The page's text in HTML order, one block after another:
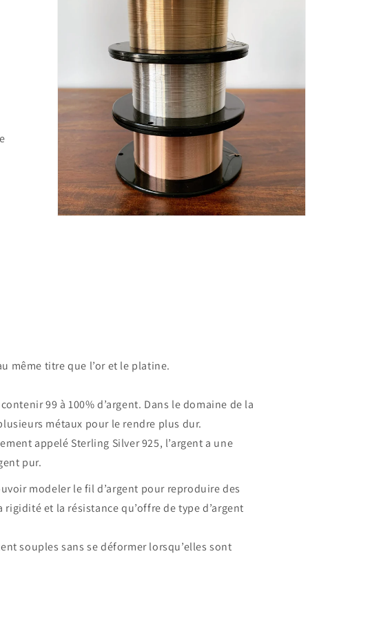
même titre que l’or et le platine.
99 à 100% d’argent. Dans le domaine de la
métaux pour le rendre plus dur.
appelé Sterling Silver 925, l’argent a une
pur.
modeler le fil d’argent pour reproduire des
et la résistance qu’offre de type d’argent
souples sans se déformer lorsqu’elles sont